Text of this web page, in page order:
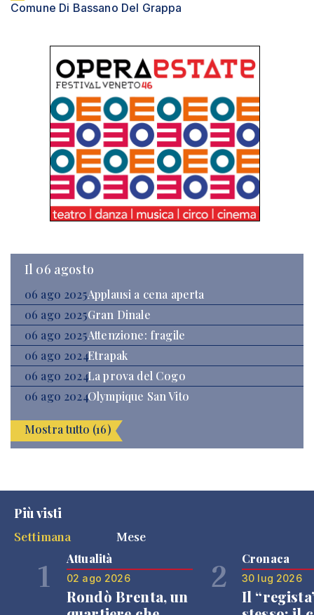
Comune Di Bassano Del Grappa
Il 06 agosto
06 ago 2025Applausi a cena aperta
06 ago 2025Gran Dinale
06 ago 2025Attenzione: fragile
06 ago 2024Etrapak
06 ago 2024La prova del Cogo
06 ago 2024Olympique San Vito
Mostra tutto (16)
Più visti
Settimana
Mese
1 Attualità
02 ago 2026
Rondò Brenta, un
2 Cronaca
30 lug 2026
Il